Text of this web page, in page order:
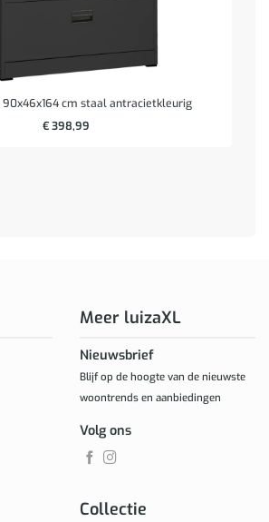
cm staal antracietkleurig
€398,99
Collectie
Meer luizaXL
Nieuwsbrief
Blijf op de hoogte van de nieuwste
woontrends en aanbiedingen
Volg ons